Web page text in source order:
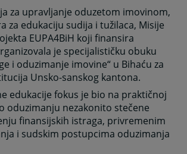
za upravljanje oduzetom imovinom,
za edukaciju sudija i tužilaca, Misije
EUPA4BiH koji finansira
je specijalističku obuku
i oduzimanje imovine“ u Bihaću za
Unsko-sanskog kantona.
edukacije fokus je bio na praktičnoj
oduzimanju nezakonito stečene
finansijskih istraga, privremenim
i sudskim postupcima oduzimanja